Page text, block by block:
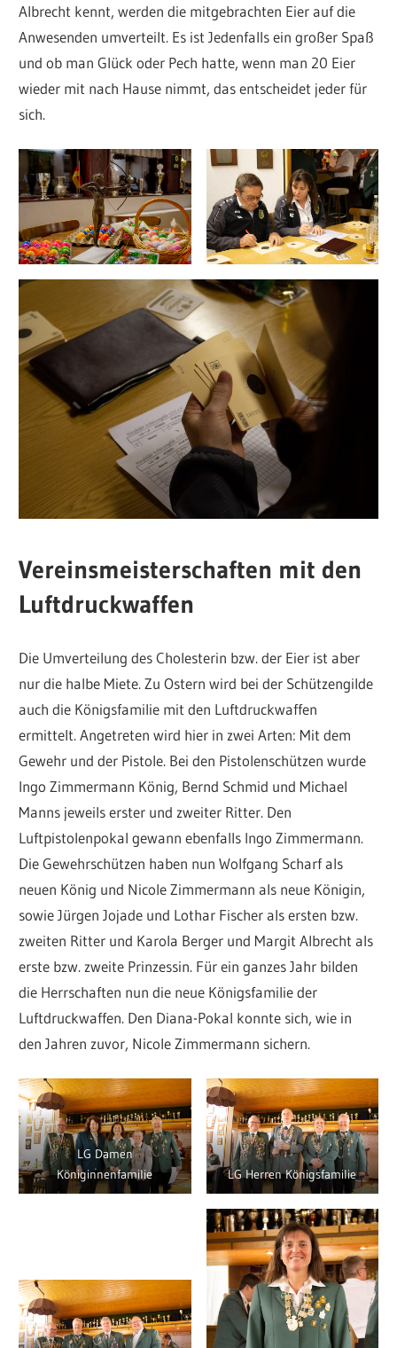
Albrecht kennt, werden die mitgebrachten Eier auf die
Anwesenden umverteilt. Es ist Jedenfalls ein großer Spaß
und ob man Glück oder Pech hatte, wenn man 20 Eier
wieder mit nach Hause nimmt, das entscheidet jeder für
sich.
Vereinsmeisterschaften mit den
Luftdruckwaffen
Die Umverteilung des Cholesterin bzw. der Eier ist aber
nur die halbe Miete. Zu Ostern wird bei der Schützengilde
auch die Königsfamilie mit den Luftdruckwaffen
ermittelt. Angetreten wird hier in zwei Arten: Mit dem
Gewehr und der Pistole. Bei den Pistolenschützen wurde
Ingo Zimmermann König, Bernd Schmid und Michael
Manns jeweils erster und zweiter Ritter. Den
Luftpistolenpokal gewann ebenfalls Ingo Zimmermann.
Die Gewehrschützen haben nun Wolfgang Scharf als
neuen König und Nicole Zimmermann als neue Königin,
sowie Jürgen Jojade und Lothar Fischer als ersten bzw.
zweiten Ritter und Karola Berger und Margit Albrecht als
erste bzw. zweite Prinzessin. Für ein ganzes Jahr bilden
die Herrschaften nun die neue Königsfamilie der
Luftdruckwaffen. Den Diana-Pokal konnte sich, wie in
den Jahren zuvor, Nicole Zimmermann sichern.
LG Damen
Königinnenfamilie
LG Herren Königsfamilie